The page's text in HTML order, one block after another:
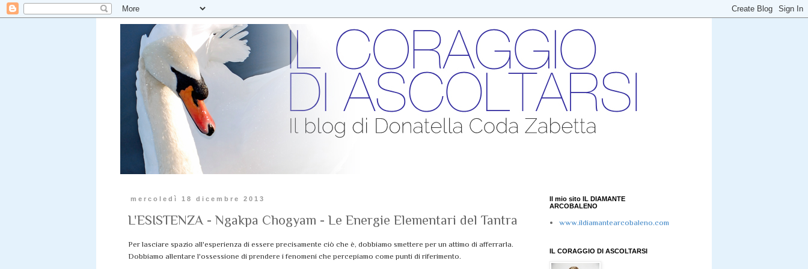
mercoledì 18 dicembre 2013
L'ESISTENZA - Ngakpa Chogyam - Le Energie Elementari del Tantra
Per lasciare spazio all'esperienza di essere precisamente ciò che è, dobbiamo smettere per un attimo di afferrarla.
Dobbiamo allentare l'ossessione di prendere i fenomeni che percepiamo come punti di riferimento.
Il mio sito IL DIAMANTE
ARCOBALENO
www.ildiamantearcobaleno.com
IL CORAGGIO DI ASCOLTARSI